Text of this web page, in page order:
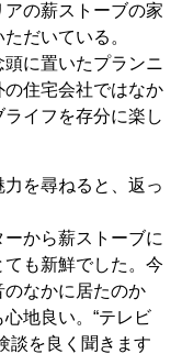
の薪ストーブの家
だいている。
頭に置いたプランニ
住宅会社ではなか
イフを存分に楽し
を尋ねると、返っ
ーから薪ストーブに
も新鮮でした。今
のなかに居たのか
地良い。“テレビ
談を良く聞きます